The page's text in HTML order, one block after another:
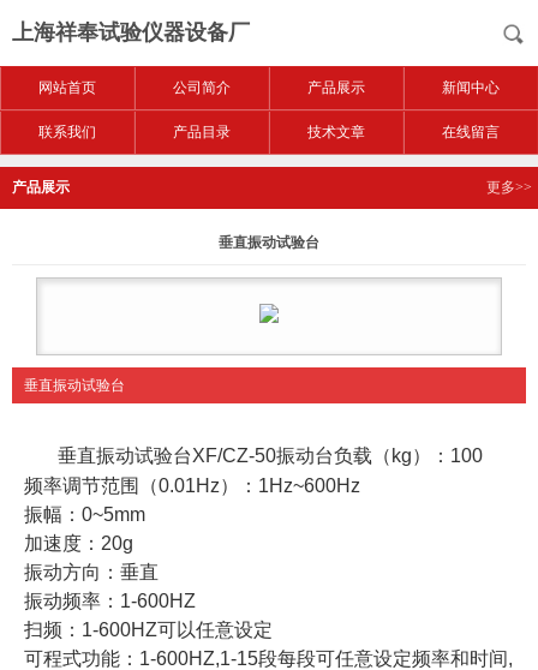
上海祥奉试验仪器设备厂
网站首页 公司简介 产品展示 新闻中心
联系我们 产品目录 技术文章 在线留言
产品展示 更多>>
垂直振动试验台
垂直振动试验台
垂直振动试验台XF/CZ-50振动台负载（kg）：100
频率调节范围（0.01Hz）：1Hz~600Hz
振幅：0~5mm
加速度：20g
振动方向：垂直
振动频率：1-600HZ
扫频：1-600HZ可以任意设定
可程式功能：1-600HZ,1-15段每段可任意设定频率和时间,